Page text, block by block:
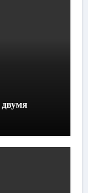
двумя